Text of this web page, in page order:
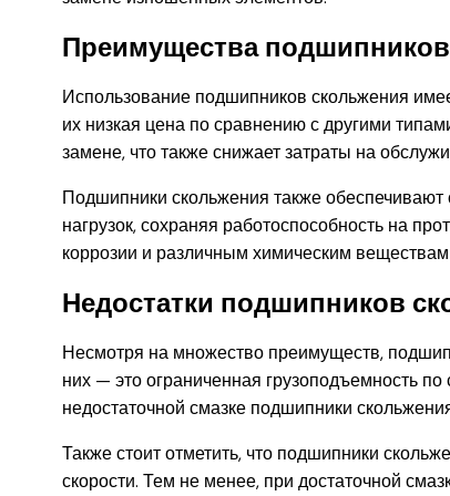
Преимущества
Использование подшипников скольжения
их низкая цена по сравнению с другими
замене, что также снижает затраты на
Подшипники скольжения также обеспечивают
нагрузок, сохраняя работоспособность на
коррозии и различным химическим
Недостатки подшипников
Несмотря на множество преимуществ,
них — это ограниченная грузоподъемность
недостаточной смазке подшипники
Также стоит отметить, что подшипники
скорости. Тем не менее, при достаточной